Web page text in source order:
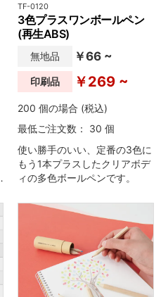
TF-0120
3色プラスワンボールペン
(再生ABS)
無地品 ￥66 ~
印刷品 ￥269 ~
200 個の場合 (税込)
最低ご注文数： 30 個
使い勝手のいい、定番の3色に
もう1本プラスしたクリアボデ
ィの多色ボールペンです。